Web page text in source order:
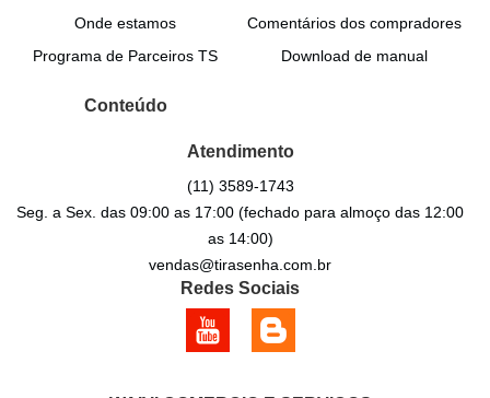
Onde estamos
Programa de Parceiros TS
Comentários dos compradores
Download de manual
Conteúdo
Atendimento
(11) 3589-1743
Seg. a Sex. das 09:00 as 17:00 (fechado para almoço das 12:00
as 14:00)
vendas@tirasenha.com.br
Redes Sociais